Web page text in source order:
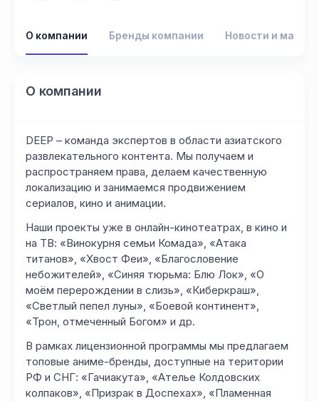
О компании Бренды компании Новости и
О компании
DEEP – команда экспертов в области азиатского
развлекательного контента. Мы получаем и
распространяем права, делаем качественную
локализацию и занимаемся продвижением
сериалов, кино и анимации.
Наши проекты уже в онлайн-кинотеатрах, в кино и
на ТВ: «Винокурня семьи Комада», «Атака
титанов», «Хвост Феи», «Благословение
небожителей», «Синяя тюрьма: Блю Лок», «О
моём перерождении в слизь», «Киберкраш»,
«Светлый пепел луны», «Боевой континент»,
«Трон, отмеченный Богом» и др.
В рамках лицензионной программы мы предлагаем
топовые аниме-бренды, доступные на територии
РФ и СНГ: «Гачиакута», «Ателье Колдовских
колпаков», «Призрак в Доспехах», «Пламенная